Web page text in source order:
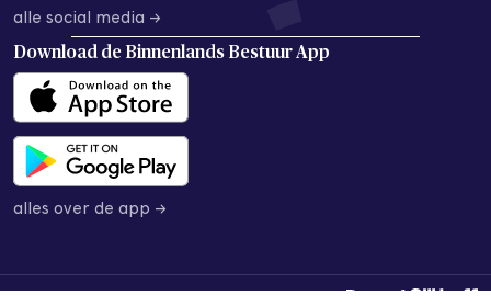
alle social media →
Download de Binnenlands Bestuur App
alles over de app →